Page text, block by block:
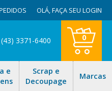
OLÁ,FAÇA SEU LOGIN
3371-6400 0
e
Scrap e
Decoupage
Marcas